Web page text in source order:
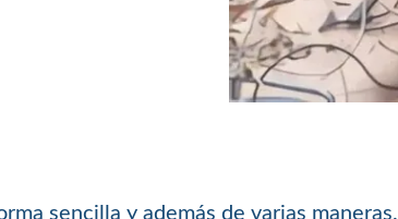
sencilla y además de varias maneras.